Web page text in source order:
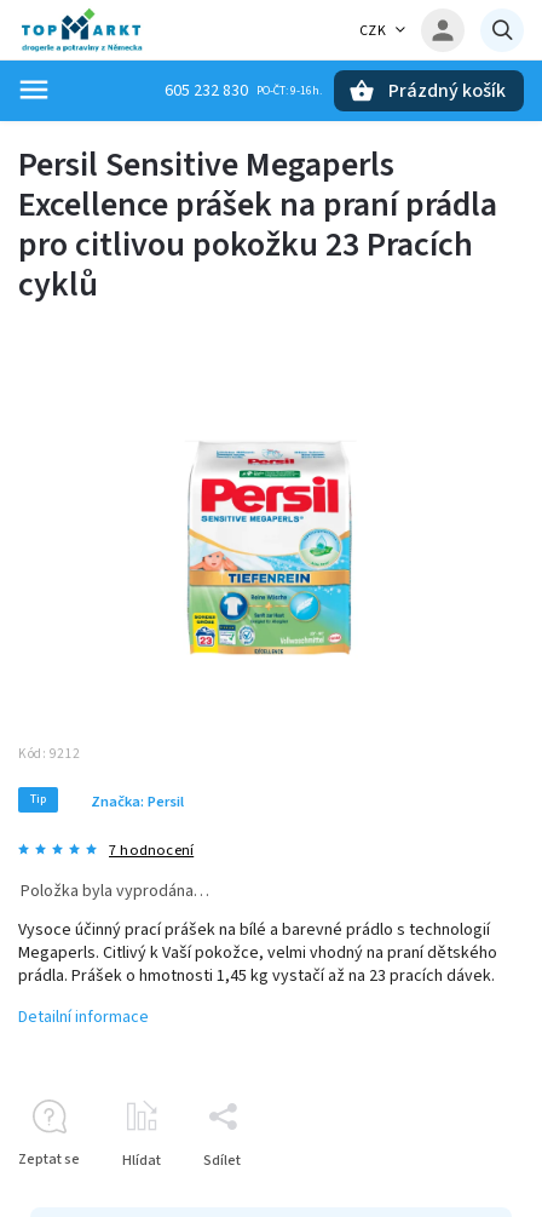
CZK
605 232 830 Prázdný košík
Persil Sensitive Megaperls
Excellence prášek na praní prádla
pro citlivou pokožku 23 Pracích
cyklů
Kód: 9212
Tip
7 hodnocení
Značka: Persil
Položka byla vyprodána…
Vysoce účinný prací prášek na bílé a barevné prádlo s technologií
Megaperls. Citlivý k Vaší pokožce, velmi vhodný na praní dětského
prádla. Prášek o hmotnosti 1,45 kg vystačí až na 23 pracích dávek.
Detailní informace
Zeptat se Hlídat Sdílet